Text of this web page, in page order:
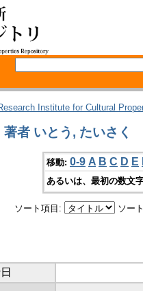
Institute for Cultural
者 いとう, たいさく
移動: 0-9 A B C D E
あるいは、最初の数文
ソート項目: ソー